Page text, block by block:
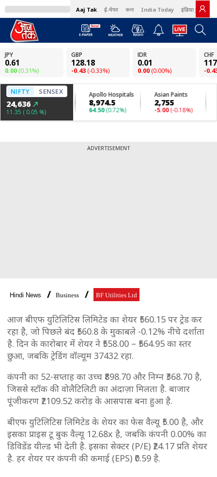
Aaj Tak ई-पेपर বাংলা India Today इंडिया टुडे हिंदी
ADVERTISEMENT
Hindi News Business BF Utilities Ltd
आज बीएफ युटिलिटिस लिमिटेड का शेयर ₹560.15 पर ट्रेड कर
रहा है, जो पिछले बंद ₹560.8 के मुकाबले -0.12% नीचे दर्शाता
है. दिन के कारोबार में शेयर ने ₹558.00 – ₹564.95 का स्तर
छुआ, जबकि ट्रेडिंग वॉल्यूम 37432 रहा.
कंपनी का 52-सप्ताह का उच्च ₹898.70 और निम्न ₹368.70 है,
जिससे स्टॉक की वोलैटिलिटी का अंदाज़ा मिलता है. बाजार
पूंजीकरण ₹2109.52 करोड़ के आसपास बना हुआ है.
बीएफ युटिलिटिस लिमिटेड के शेयर का फेस वैल्यू ₹5.00 है, और
इसका प्राइस टू बुक वैल्यू 12.68x है, जबकि कंपनी 0.00% का
डिविडेंड यील्ड भी देती है. इसका सेक्टर (P/E) ₹24.17 प्रति शेयर
है. हर शेयर पर कंपनी की कमाई (EPS) ₹0.59 है.